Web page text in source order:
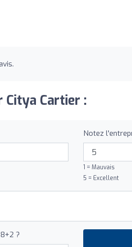
Cartier :
Notez
1 = Mauvais
5 = Excellent
?